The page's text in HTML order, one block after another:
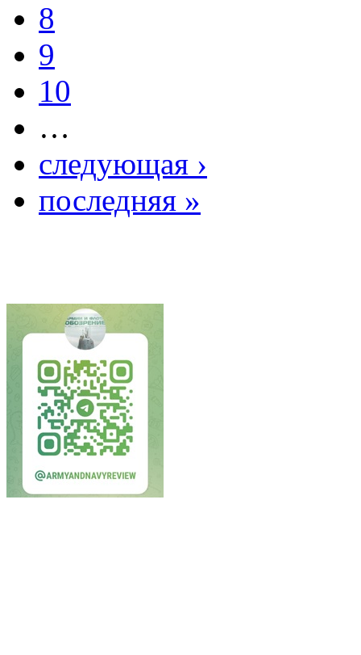
8
9
10
…
следующая ›
последняя »